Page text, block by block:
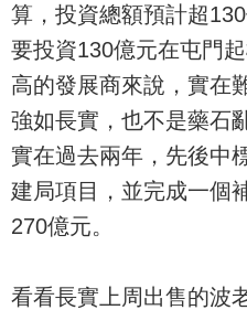
算，投資總額預計超
要投資130億元在屯門
高的發展商來說，實在
強如長實，也不是藥石
實在過去兩年，先後中
建局項目，並完成一個
270億元。
看看長實上周出售的波